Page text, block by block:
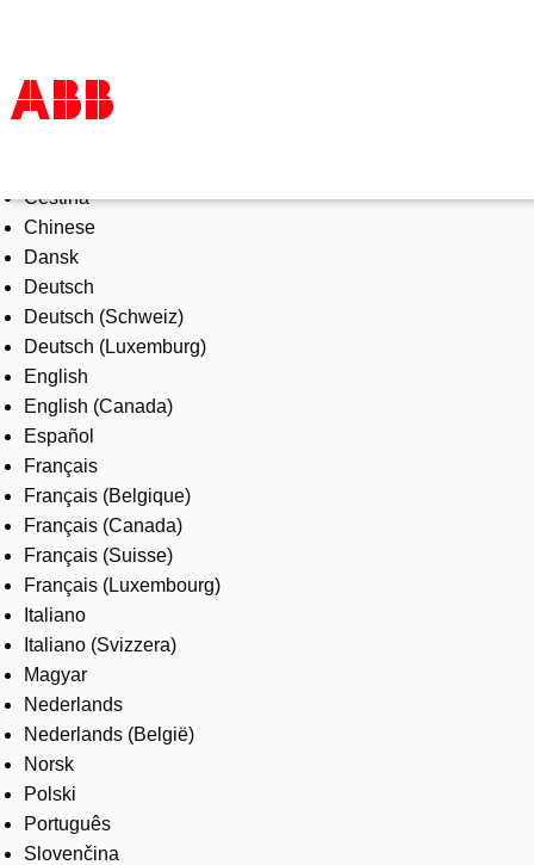
Products & Solutions
Industries
Services
About us
Where to buy
Contact us
Careers
Čeština
Chinese
Dansk
Deutsch
Deutsch (Schweiz)
Deutsch (Luxemburg)
English
English (Canada)
Español
Français
Français (Belgique)
Français (Canada)
Français (Suisse)
Français (Luxembourg)
Italiano
Italiano (Svizzera)
Magyar
Nederlands
Nederlands (België)
Norsk
Polski
Português
Slovenčina